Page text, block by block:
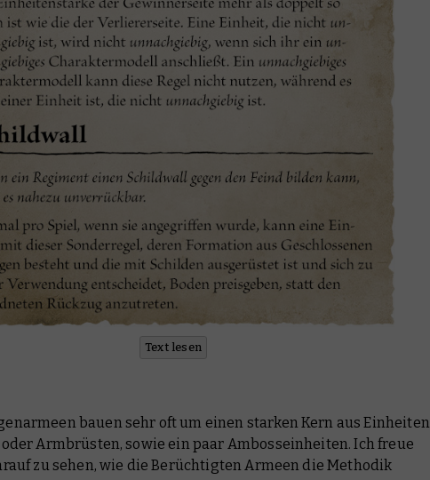
Text lesen
bauen sehr oft um einen starken Kern aus Einheiten
Armbrüsten, sowie ein paar Ambosseinheiten. Ich freue
zu sehen, wie die Berüchtigten Armeen die Methodik